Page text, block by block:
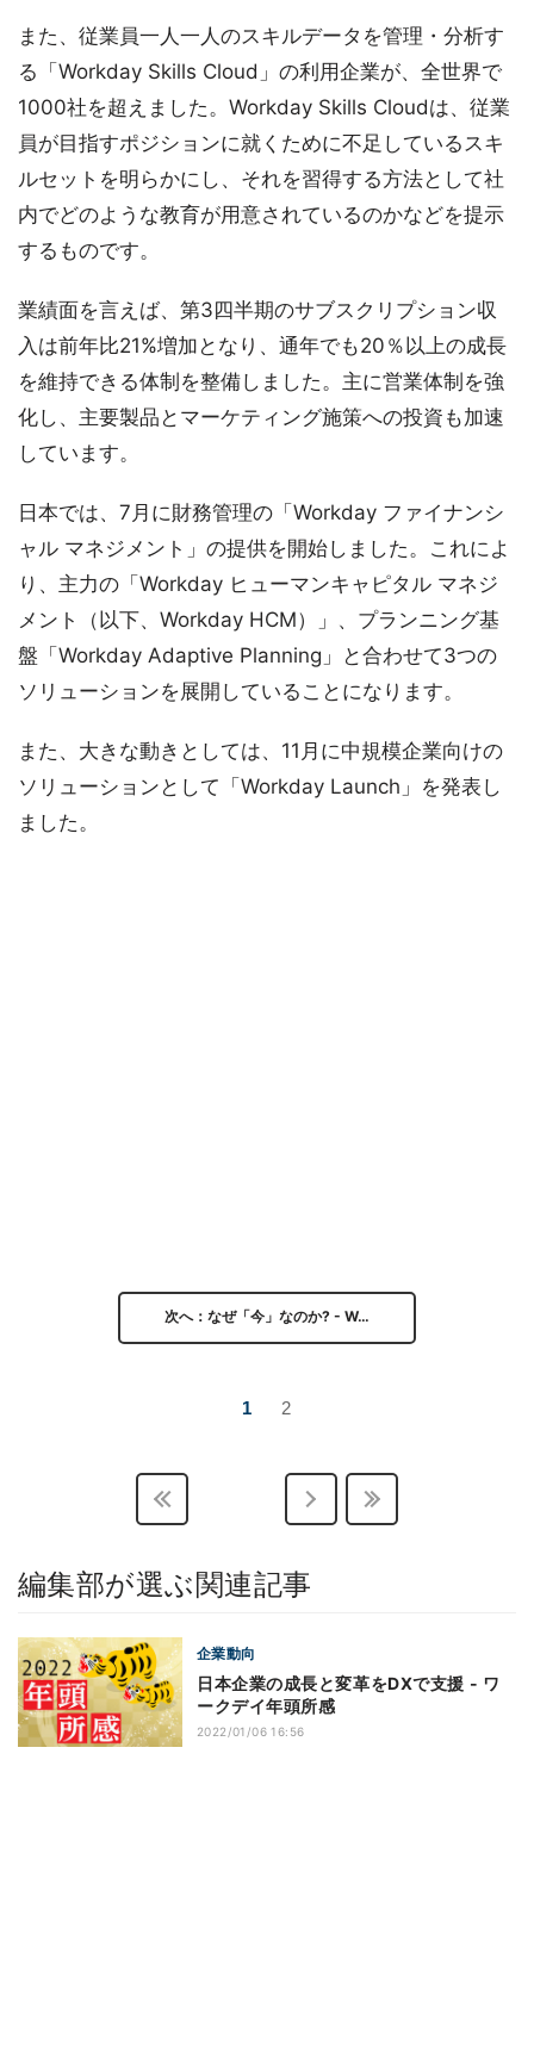
また、従業員一人一人のスキルデータを管理・分析す
る「Workday Skills Cloud」の利用企業が、全世界で
1000社を超えました。Workday Skills Cloudは、従業
員が目指すポジションに就くために不足しているスキ
ルセットを明らかにし、それを習得する方法として社
内でどのような教育が用意されているのかなどを提示
するものです。
業績面を言えば、第3四半期のサブスクリプション収
入は前年比21%増加となり、通年でも20％以上の成長
を維持できる体制を整備しました。主に営業体制を強
化し、主要製品とマーケティング施策への投資も加速
しています。
日本では、7月に財務管理の「Workday ファイナンシ
ャル マネジメント」の提供を開始しました。これによ
り、主力の「Workday ヒューマンキャピタル マネジ
メント（以下、Workday HCM）」、プランニング基
盤「Workday Adaptive Planning」と合わせて3つの
ソリューションを展開していることになります。
また、大きな動きとしては、11月に中規模企業向けの
ソリューションとして「Workday Launch」を発表し
ました。
次へ：なぜ「今」なのか? - W…
1 2
編集部が選ぶ関連記事
企業動向
日本企業の成長と変革をDXで支援 - ワ
ークデイ年頭所感
2022/01/06 16:56